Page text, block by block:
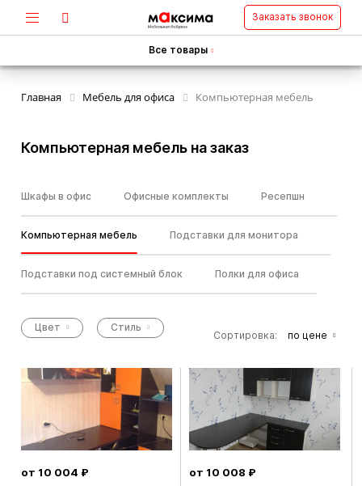
Заказать звонок
Все товары
Главная Мебель для офиса Компьютерная мебель
Компьютерная мебель на заказ
Шкафы в офис Офисные комплекты Ресепшн
Компьютерная мебель Подставки для монитора
Подставки под системный блок Полки для офиса
Цвет Стиль
Сортировка: по цене
от 10 004 ₽ от 10 008 ₽